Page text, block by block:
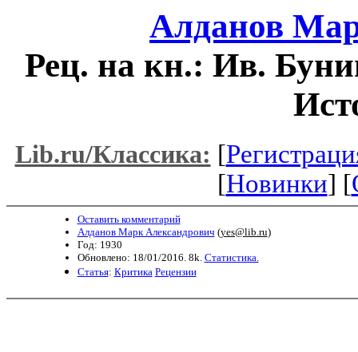
Алданов
Рец. на кн.: Ив.
Lib.ru/Классика: [
[Новинки] [
Оставить комментарий
Алданов Марк Александрович (yes@lib.ru)
Год: 1930
Обновлено: 18/01/2016. 8k. Статистика.
Статья: Критика Рецензии